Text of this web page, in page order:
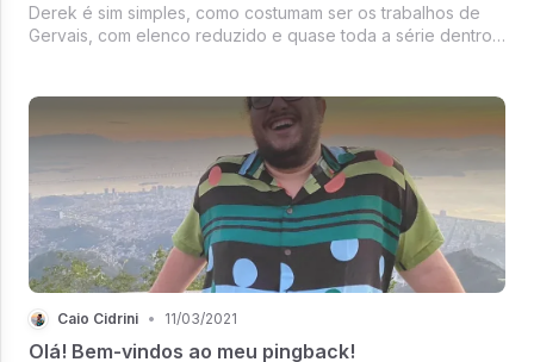
Derek é sim simples, como costumam ser os trabalhos de
Gervais, com elenco reduzido e quase toda a série dentro
uma delicadeza e de um envolvime
Caio Cidrini • 11/03/2021
Olá! Bem-vindos ao meu pingback!